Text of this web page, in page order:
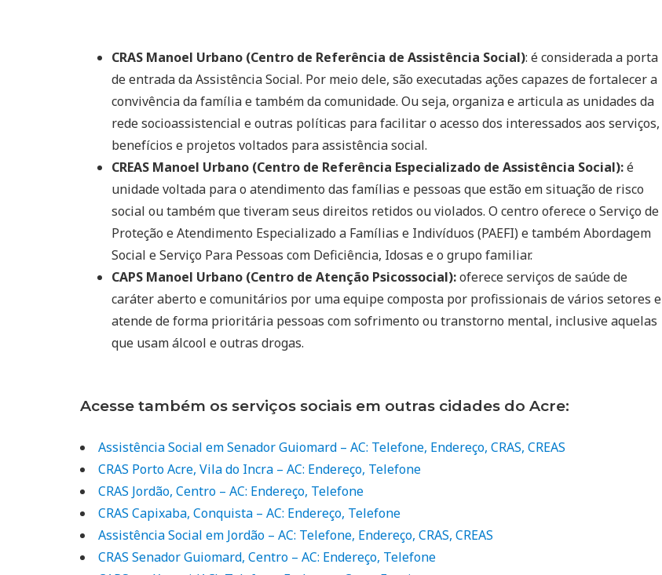
CRAS Manoel Urbano (Centro de Referência de Assistência Social): é considerada a porta
de entrada da Assistência Social. Por meio dele, são executadas ações capazes de fortalecer a
convivência da família e também da comunidade. Ou seja, organiza e articula as unidades da
rede socioassistencial e outras políticas para facilitar o acesso dos interessados aos serviços,
benefícios e projetos voltados para assistência social.
CREAS Manoel Urbano (Centro de Referência Especializado de Assistência Social):é
unidade voltada para o atendimento das famílias e pessoas que estão em situação de risco
social ou também que tiveram seus direitos retidos ou violados. O centro oferece o Serviço de
Proteção e Atendimento Especializado a Famílias e Indivíduos (PAEFI) e também Abordagem
Social e Serviço Para Pessoas com Deficiência, Idosas e o grupo familiar.
CAPS Manoel Urbano (Centro de Atenção Psicossocial):oferece serviços de saúde de
caráter aberto e comunitários por uma equipe composta por profissionais de vários setores e
atende de forma prioritária pessoas com sofrimento ou transtorno mental, inclusive aquelas
que usam álcool e outras drogas.
Acesse também os serviços sociais em outras cidades do Acre:
Assistência Social em Senador Guiomard – AC: Telefone, Endereço, CRAS, CREAS
CRAS Porto Acre, Vila do Incra – AC: Endereço, Telefone
CRAS Jordão, Centro – AC: Endereço, Telefone
CRAS Capixaba, Conquista – AC: Endereço, Telefone
Assistência Social em Jordão – AC: Telefone, Endereço, CRAS, CREAS
CRAS Senador Guiomard, Centro – AC: Endereço, Telefone